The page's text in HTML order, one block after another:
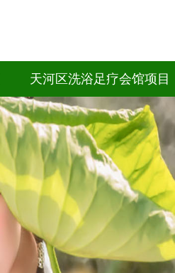
天河区洗浴足疗会馆项目